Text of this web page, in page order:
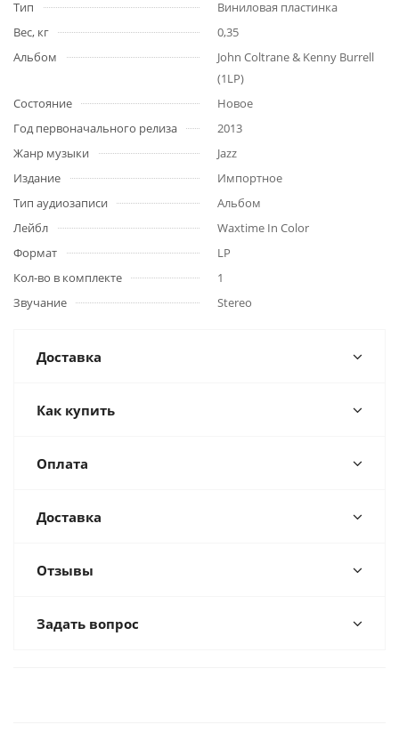
Тип
Виниловая пластинка
Вес, кг
0,35
Альбом
John Coltrane & Kenny Burrell
(1LP)
Состояние
Новое
Год первоначального релиза
2013
Жанр музыки
Jazz
Издание
Импортное
Тип аудиозаписи
Альбом
Лейбл
Waxtime In Color
Формат
LP
Кол-во в комплекте
1
Звучание
Stereo
Доставка
Как купить
Оплата
Доставка
Отзывы
Задать вопрос